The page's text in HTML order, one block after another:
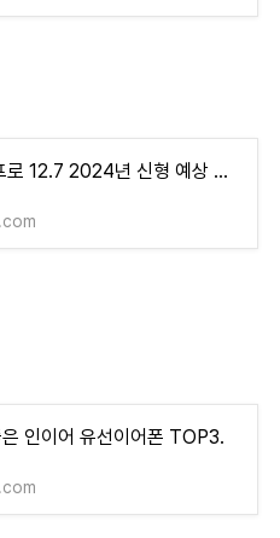
샤오신 패드 프로 12.7 2024년 신형 예상 스펙 디자인
인이어 유선이어폰 TOP3.